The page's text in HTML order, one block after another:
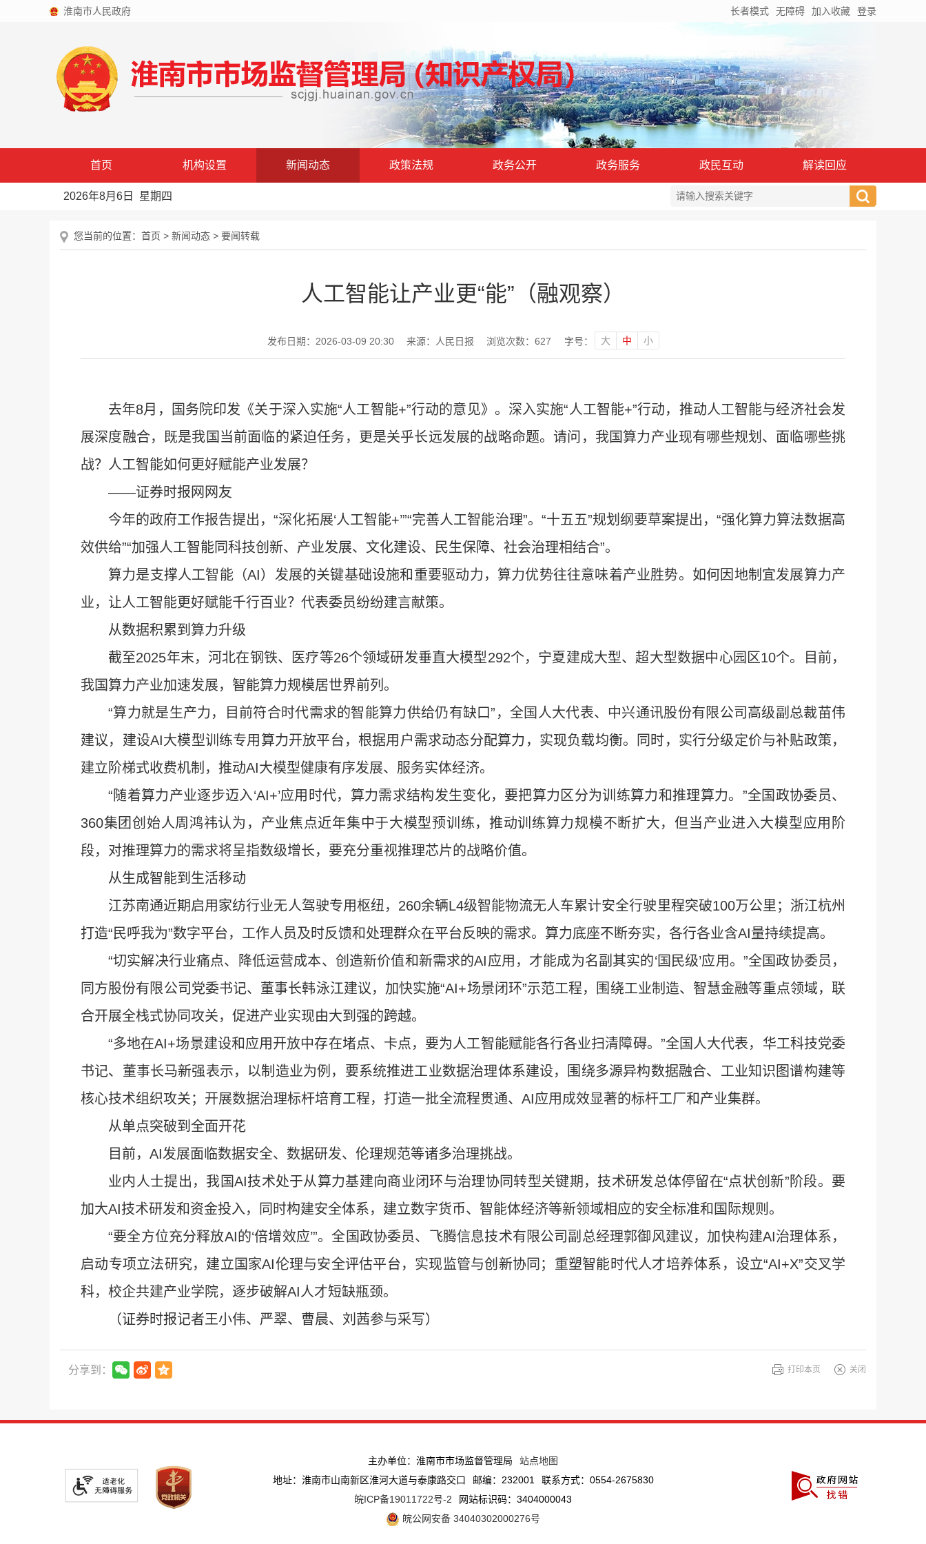
淮南市人民政府 长者模式 无障碍 加入收藏 登录
首页 机构设置 新闻动态 政策法规 政务公开 政务服务 政民互动 解读回应
2026年8月6日 星期四
您当前的位置： 首页 > 新闻动态 > 要闻转载
人工智能让产业更“能”（融观察）
发布日期：2026-03-09 20:30 来源：人民日报 浏览次数： 627 字号： 大 中 小
去年8月，国务院印发《关于深入实施“人工智能+”行动的意见》。深入实施“人工智能+”行动，推动人工智能与经济社会发
展深度融合，既是我国当前面临的紧迫任务，更是关乎长远发展的战略命题。请问，我国算力产业现有哪些规划、面临哪些挑
战？人工智能如何更好赋能产业发展？
——证券时报网网友
今年的政府工作报告提出，“深化拓展‘人工智能+’”“完善人工智能治理”。“十五五”规划纲要草案提出，“强化算力算法数据高
效供给”“加强人工智能同科技创新、产业发展、文化建设、民生保障、社会治理相结合”。
算力是支撑人工智能（AI）发展的关键基础设施和重要驱动力，算力优势往往意味着产业胜势。如何因地制宜发展算力产
业，让人工智能更好赋能千行百业？代表委员纷纷建言献策。
从数据积累到算力升级
截至2025年末，河北在钢铁、医疗等26个领域研发垂直大模型292个，宁夏建成大型、超大型数据中心园区10个。目前，
我国算力产业加速发展，智能算力规模居世界前列。
“算力就是生产力，目前符合时代需求的智能算力供给仍有缺口”，全国人大代表、中兴通讯股份有限公司高级副总裁苗伟
建议，建设AI大模型训练专用算力开放平台，根据用户需求动态分配算力，实现负载均衡。同时，实行分级定价与补贴政策，
建立阶梯式收费机制，推动AI大模型健康有序发展、服务实体经济。
“随着算力产业逐步迈入‘AI+’应用时代，算力需求结构发生变化，要把算力区分为训练算力和推理算力。”全国政协委员、
360集团创始人周鸿祎认为，产业焦点近年集中于大模型预训练，推动训练算力规模不断扩大，但当产业进入大模型应用阶
段，对推理算力的需求将呈指数级增长，要充分重视推理芯片的战略价值。
从生成智能到生活移动
江苏南通近期启用家纺行业无人驾驶专用枢纽，260余辆L4级智能物流无人车累计安全行驶里程突破100万公里；浙江杭州
打造“民呼我为”数字平台，工作人员及时反馈和处理群众在平台反映的需求。算力底座不断夯实，各行各业含AI量持续提高。
“切实解决行业痛点、降低运营成本、创造新价值和新需求的AI应用，才能成为名副其实的‘国民级’应用。”全国政协委员，
同方股份有限公司党委书记、董事长韩泳江建议，加快实施“AI+场景闭环”示范工程，围绕工业制造、智慧金融等重点领域，联
合开展全栈式协同攻关，促进产业实现由大到强的跨越。
“多地在AI+场景建设和应用开放中存在堵点、卡点，要为人工智能赋能各行各业扫清障碍。”全国人大代表，华工科技党委
书记、董事长马新强表示，以制造业为例，要系统推进工业数据治理体系建设，围绕多源异构数据融合、工业知识图谱构建等
核心技术组织攻关；开展数据治理标杆培育工程，打造一批全流程贯通、AI应用成效显著的标杆工厂和产业集群。
从单点突破到全面开花
目前，AI发展面临数据安全、数据研发、伦理规范等诸多治理挑战。
业内人士提出，我国AI技术处于从算力基建向商业闭环与治理协同转型关键期，技术研发总体停留在“点状创新”阶段。要
加大AI技术研发和资金投入，同时构建安全体系，建立数字货币、智能体经济等新领域相应的安全标准和国际规则。
“要全方位充分释放AI的‘倍增效应’”。全国政协委员、飞腾信息技术有限公司副总经理郭御风建议，加快构建AI治理体系，
启动专项立法研究，建立国家AI伦理与安全评估平台，实现监管与创新协同；重塑智能时代人才培养体系，设立“AI+X”交叉学
科，校企共建产业学院，逐步破解AI人才短缺瓶颈。
（证券时报记者王小伟、严翠、曹晨、刘茜参与采写）
分享到： 打印本页 关闭
主办单位：淮南市市场监督管理局
站点地图
地址：淮南市山南新区淮河大道与泰康路交口
邮编：232001
联系方式：0554-2675830
皖ICP备19011722号-2
网站标识码：3404000043
皖公网安备 34040302000276号